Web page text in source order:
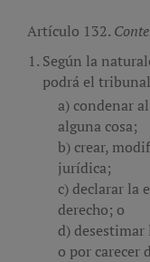
Artículo 132.
Según la
podrá el
condenar
alguna cosa;
crear,
jurídica;
declarar la
derecho; o
desestimar
o por carecer